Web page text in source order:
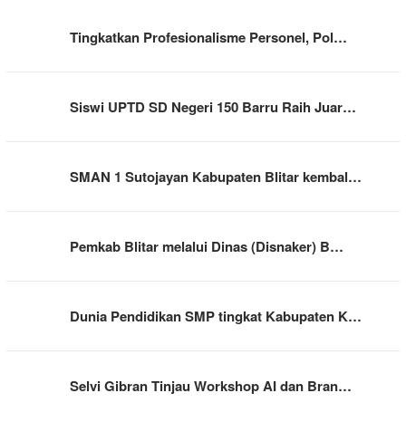
Tingkatkan Profesionalisme Personel, Pol…
Siswi UPTD SD Negeri 150 Barru Raih Juar…
SMAN 1 Sutojayan Kabupaten Blitar kembal…
Pemkab Blitar melalui Dinas (Disnaker) B…
Dunia Pendidikan SMP tingkat Kabupaten K…
Selvi Gibran Tinjau Workshop AI dan Bran…